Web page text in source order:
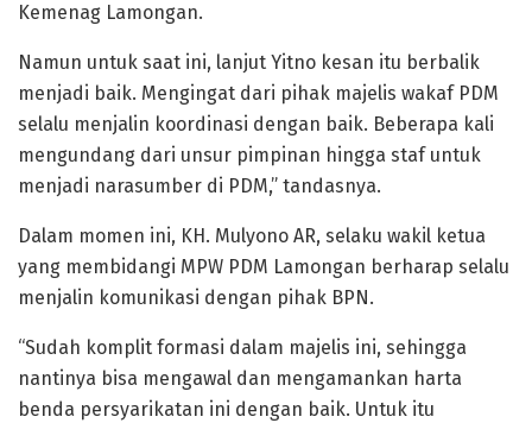
Kemenag Lamongan.
Namun untuk saat ini, lanjut Yitno kesan itu berbalik
menjadi baik. Mengingat dari pihak majelis wakaf PDM
selalu menjalin koordinasi dengan baik. Beberapa kali
mengundang dari unsur pimpinan hingga staf untuk
menjadi narasumber di PDM,” tandasnya.
Dalam momen ini, KH. Mulyono AR, selaku wakil ketua
yang membidangi MPW PDM Lamongan berharap selalu
menjalin komunikasi dengan pihak BPN.
“Sudah komplit formasi dalam majelis ini, sehingga
nantinya bisa mengawal dan mengamankan harta
benda persyarikatan ini dengan baik. Untuk itu